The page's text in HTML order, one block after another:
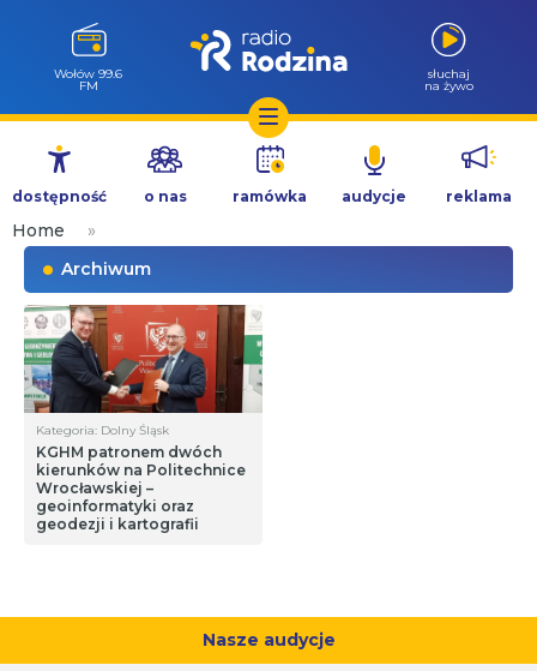
Przejdź
treści
Wołów 99.6
FM
słuchaj
na żywo
dostępność o nas ramówka audycje reklama
Home
»
Archiwum
Kategoria: Dolny Śląsk
KGHM patronem dwóch
kierunków na Politechnice
Wrocławskiej –
geoinformatyki oraz
geodezji i kartografii
Nasze audycje